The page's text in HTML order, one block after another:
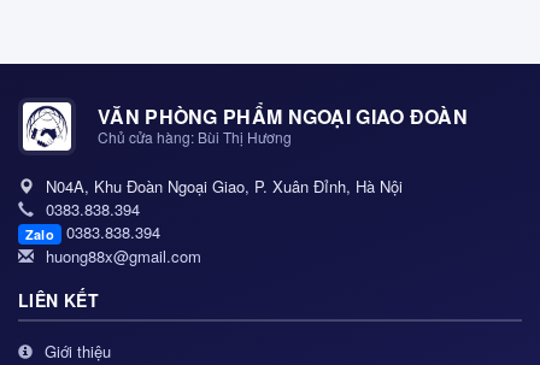
VĂN PHÒNG PHẨM NGOẠI GIAO ĐOÀN
Chủ cửa hàng: Bùi Thị Hương
N04A, Khu Đoàn Ngoại Giao, P. Xuân Đỉnh, Hà Nội
0383.838.394
Zalo 0383.838.394
huong88x@gmail.com
LIÊN KẾT
Giới thiệu